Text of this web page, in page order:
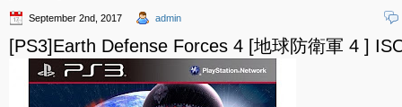
September 2nd, 2017 admin
[PS3]Earth Defense Forces 4 [地球防衛軍 4 ]